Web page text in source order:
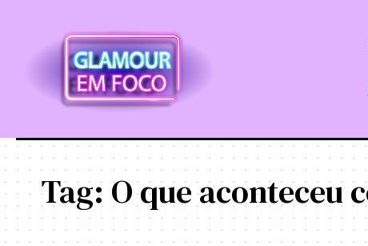
Tag: O que aconteceu